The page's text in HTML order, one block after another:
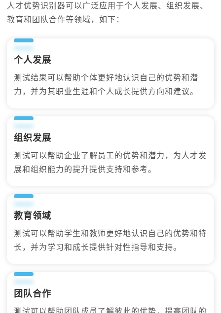
人才优势识别器可以广泛应用于个人发展、组织发展、
教育和团队合作等领域，如下：
个人发展
测试结果可以帮助个体更好地认识自己的优势和潜
力，并为其职业生涯和个人成长提供方向和建议。
组织发展
测试可以帮助企业了解员工的优势和潜力，为人才发
展和组织能力的提升提供支持和参考。
教育领域
测试可以帮助学生和教师更好地认识自己的优势和特
长，并为学习和成长提供针对性指导和支持。
团队合作
测试可以帮助团队成员了解彼此的优势，提高团队的